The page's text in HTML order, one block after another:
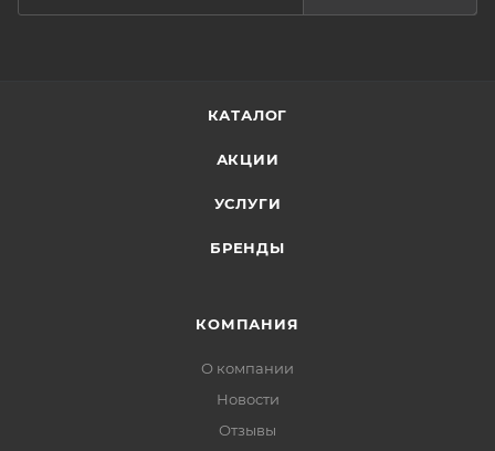
КАТАЛОГ
АКЦИИ
УСЛУГИ
БРЕНДЫ
КОМПАНИЯ
О компании
Новости
Отзывы